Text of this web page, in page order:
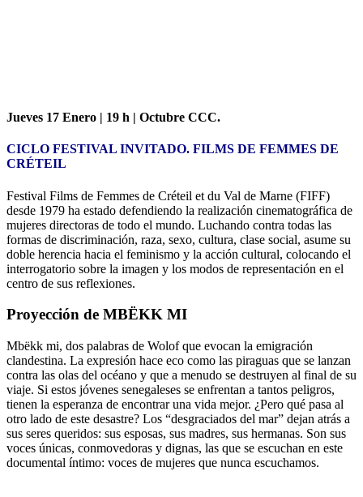
Jueves 17 Enero | 19 h | Octubre CCC.
CICLO FESTIVAL INVITADO. FILMS DE FEMMES DE
CRÉTEIL
Festival Films de Femmes de Créteil et du Val de Marne (FIFF)
desde 1979 ha estado defendiendo la realización cinematográfica de
mujeres directoras de todo el mundo. Luchando contra todas las
formas de discriminación, raza, sexo, cultura, clase social, asume su
doble herencia hacia el feminismo y la acción cultural, colocando el
interrogatorio sobre la imagen y los modos de representación en el
centro de sus reflexiones.
Proyección de MBËKK MI
Mbëkk mi, dos palabras de Wolof que evocan la emigración
clandestina. La expresión hace eco como las piraguas que se lanzan
contra las olas del océano y que a menudo se destruyen al final de su
viaje. Si estos jóvenes senegaleses se enfrentan a tantos peligros,
tienen la esperanza de encontrar una vida mejor. ¿Pero qué pasa al
otro lado de este desastre? Los “desgraciados del mar” dejan atrás a
sus seres queridos: sus esposas, sus madres, sus hermanas. Son sus
voces únicas, conmovedoras y dignas, las que se escuchan en este
documental íntimo: voces de mujeres que nunca escuchamos.